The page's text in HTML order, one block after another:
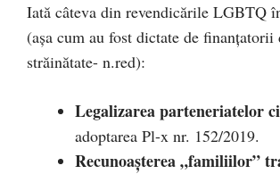
Iată câteva din revendicările LGBTQ
(așa cum au fost dictate de finanțatorii
străinătate- n.red):
Legalizarea parteneriatelor
adoptarea Pl-x nr. 152/2019.
Recunoașterea „familiilor”